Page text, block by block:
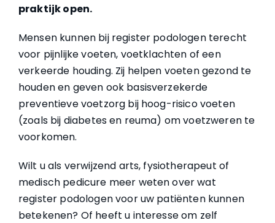
praktijk open.
Mensen kunnen bij register podologen terecht
voor pijnlijke voeten, voetklachten of een
verkeerde houding. Zij helpen voeten gezond te
houden en geven ook basisverzekerde
preventieve voetzorg bij hoog-risico voeten
(zoals bij diabetes en reuma) om voetzweren te
voorkomen.
Wilt u als verwijzend arts, fysiotherapeut of
medisch pedicure meer weten over wat
register podologen voor uw patiënten kunnen
betekenen? Of heeft u interesse om zelf